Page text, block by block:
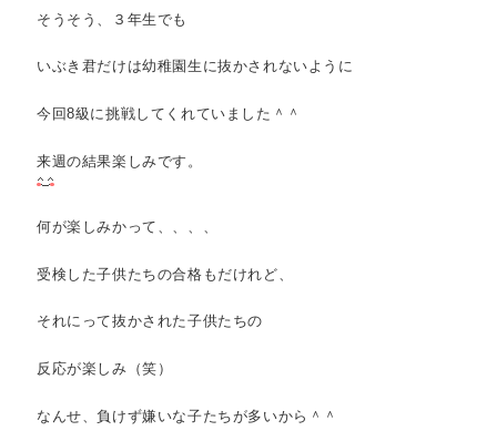
そうそう、３年生でも
いぶき君だけは幼稚園生に抜かされないように
今回8級に挑戦してくれていました＾＾
来週の結果楽しみです。
何が楽しみかって、、、、
受検した子供たちの合格もだけれど、
それにって抜かされた子供たちの
反応が楽しみ（笑）
なんせ、負けず嫌いな子たちが多いから＾＾